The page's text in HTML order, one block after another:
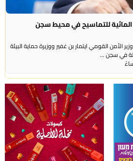
للتماسيح في محيط سجن
القومي ايتمار بن غفير ووزيرة حماية البيئة
في سجن ...